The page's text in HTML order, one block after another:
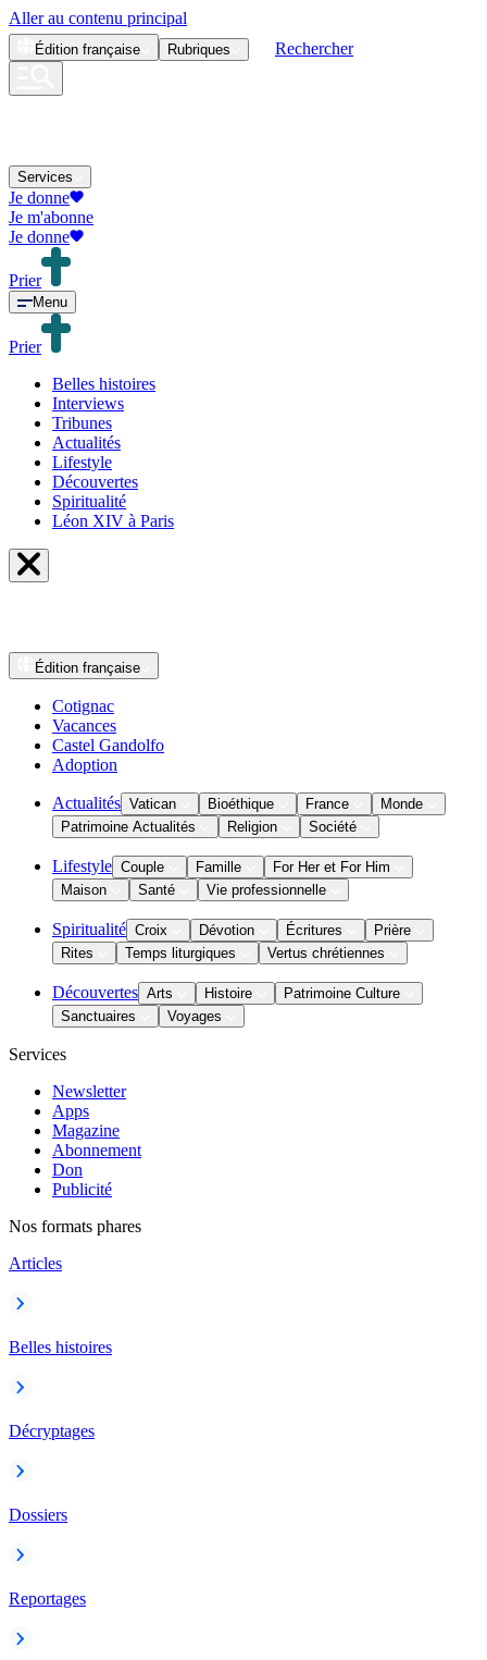
Aller au contenu principal
Édition française Rubriques Rechercher
Services
Je donne
Je m'abonne
Je donne
Prier
Menu
Prier
Belles histoires
Interviews
Tribunes
Actualités
Lifestyle
Découvertes
Spiritualité
Léon XIV à Paris
Édition française
Cotignac
Vacances
Castel Gandolfo
Adoption
Actualités Vatican Bioéthique France
Monde
Patrimoine Actualités
Religion Société
Lifestyle Couple Famille
For Her et For Him
Maison
Santé Vie professionnelle
Spiritualité Croix Dévotion Écritures
Prière
Rites
Temps liturgiques Vertus chrétiennes
Découvertes Arts Histoire
Patrimoine Culture
Sanctuaires
Voyages
Services
Newsletter
Apps
Magazine
Abonnement
Don
Publicité
Nos formats phares
Articles
Belles histoires
Décryptages
Dossiers
Reportages